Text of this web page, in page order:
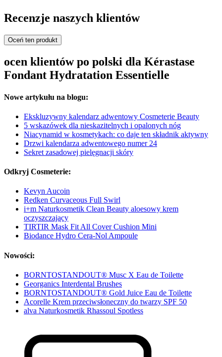
Recenzje naszych klientów
Oceń ten produkt
ocen klientów po polski dla Kérastase
Fondant Hydratation Essentielle
Nowe artykułu na blogu:
Ekskluzywny kalendarz adwentowy Cosmeterie Beauty
5 wskazówek dla nieskazitelnych i opalonych nóg
Niacynamid w kosmetykach: co daje ten składnik aktywny
Drzwi kalendarza adwentowego numer 24
Sekret zasadowej pielęgnacji skóry
Odkryj Cosmeterie:
Kevyn Aucoin
Redken Curvaceous Full Swirl
i+m Naturkosmetik Clean Beauty aloesowy krem
oczyszczający
TIRTIR Mask Fit All Cover Cushion Mini
Biodance Hydro Cera-Nol Ampoule
Nowości:
BORNTOSTANDOUT® Musc X Eau de Toilette
Georganics Interdental Brushes
BORNTOSTANDOUT® Gold Juice Eau de Toilette
Acorelle Krem przeciwsłoneczny do twarzy SPF 50
alva Naturkosmetik Rhassoul Spotless